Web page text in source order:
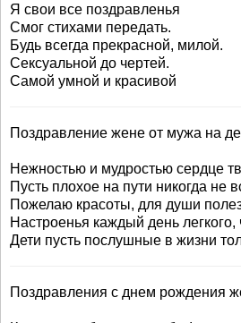
Я свои все поздравленья
Смог стихами передать.
Будь всегда прекрасной, милой.
Сексуальной до чертей.
Самой умной и красивой
Поздравление жене от мужа на
Нежностью и мудростью сердце
Пусть плохое на пути никогда не
Пожелаю красоты, для души
Настроенья каждый день легкого,
Дети пусть послушные в жизни
Поздравления с днем рождения